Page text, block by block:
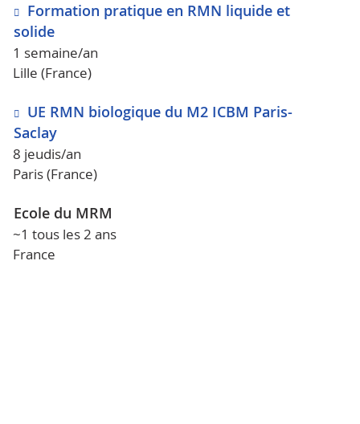
Formation pratique en RMN liquide et
solide
1 semaine/an
Lille (France)
UE RMN biologique du M2 ICBM Paris-
Saclay
8 jeudis/an
Paris (France)
Ecole du MRM
~1 tous les 2 ans
France